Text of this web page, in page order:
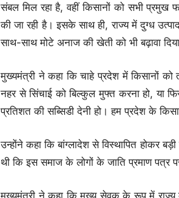
संबल मिल रहा है, वहीं किसानों को सभी प्रमुख
की जा रही है। इसके साथ ही, राज्य में दुग्ध
साथ-साथ मोटे अनाज की खेती को भी बढ़ावा
मुख्यमंत्री ने कहा कि चाहे प्रदेश में किसानों
नहर से सिंचाई को बिल्कुल मुफ्त करना हो, या
प्रतिशत की सब्सिडी देनी हो। हम प्रदेश के
उन्होंने कहा कि बांग्लादेश से विस्थापित होकर
थी कि इस समाज के लोगों के जाति प्रमाण पत्र पर
मुख्यमंत्री ने कहा कि मुख्य सेवक के रूप में राज्य